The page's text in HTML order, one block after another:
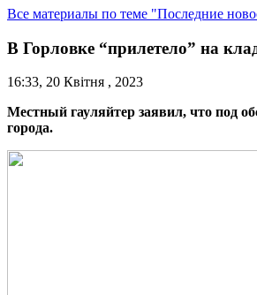
Все материалы по теме "Последние
В Горловке “прилетело” на
16:33, 20 Квітня , 2023
Местный гауляйтер заявил, что под
города.